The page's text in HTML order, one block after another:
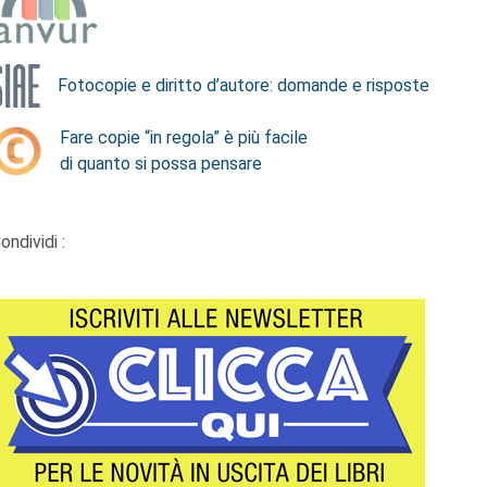
Fotocopie e diritto d’autore: domande e risposte
Fare copie “in regola” è più facile
di quanto si possa pensare
: